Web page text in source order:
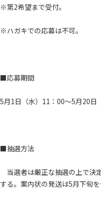
※第2希望まで受付。
※ハガキでの応募は不可。
■応募期間
5月1日（水）11：00～5月20日
■抽選方法
当選者は厳正な抽選の上で決
する。案内状の発送は5月下旬を